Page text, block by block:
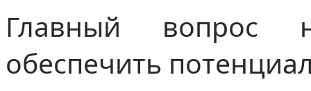
Главный вопрос
обеспечить